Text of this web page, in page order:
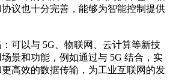
议也十分完善，能够为智能控制提供
以与 5G、物联网、云计算等新技
景和功能，例如通过与 5G 结合，实
高效的数据传输，为工业互联网的发